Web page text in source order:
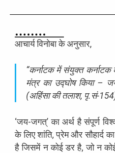
आचार्य विनोबा के अनुसार,
“कर्नाटक में संयुक्त
मंत्र का उद्घोष किया –
(अहिंसा की तलाश, पृ.सं-
‘जय-जगत्’ का अर्थ है संपूर्ण
के लिए शांति, प्रेम और सौहार्द
है जिसमें न कोई डर है, जो न